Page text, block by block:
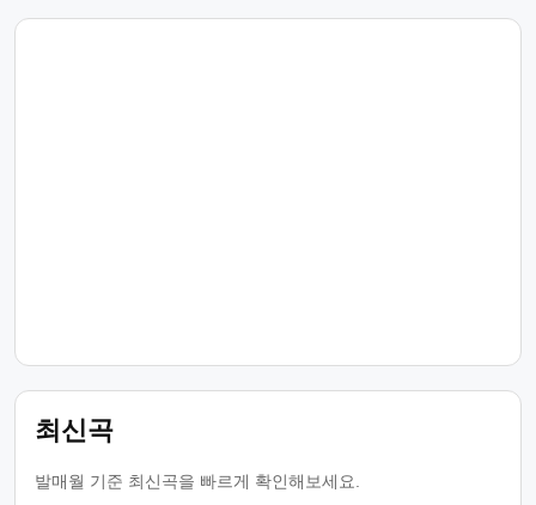
최신곡
발매월 기준 최신곡을 빠르게 확인해보세요.